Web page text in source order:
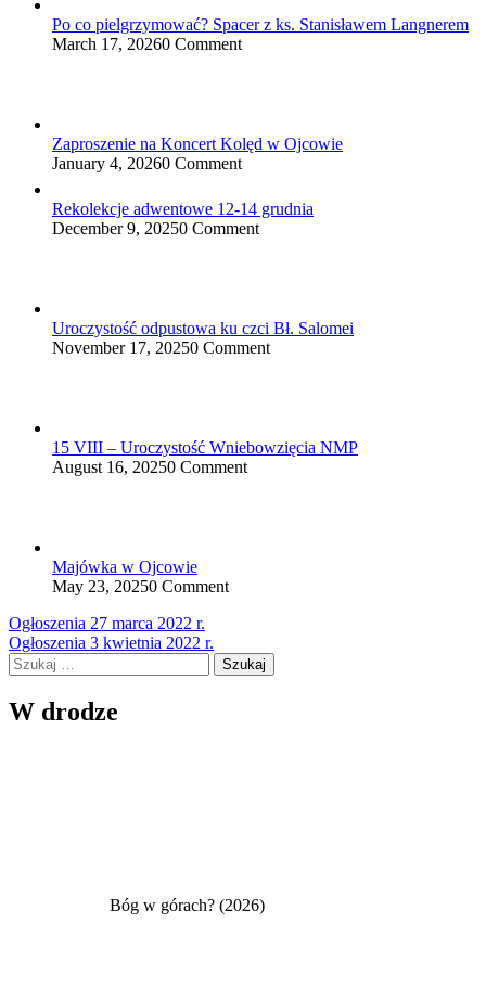
Po co pielgrzymować? Spacer z ks. Stanisławem Langnerem
March 17, 20260 Comment
Zaproszenie na Koncert Kolęd w Ojcowie
January 4, 20260 Comment
Rekolekcje adwentowe 12-14 grudnia
December 9, 20250 Comment
Uroczystość odpustowa ku czci Bł. Salomei
November 17, 20250 Comment
15 VIII – Uroczystość Wniebowzięcia NMP
August 16, 20250 Comment
Majówka w Ojcowie
May 23, 20250 Comment
Nawigacja
wpisu
Ogłoszenia 27 marca 2022 r.
Ogłoszenia 3 kwietnia 2022 r.
Szukaj:
W drodze
Bóg w górach? (2026)